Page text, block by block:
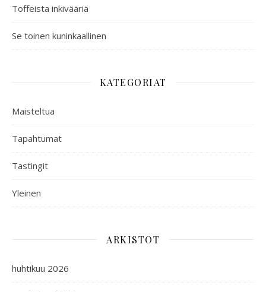
Toffeista inkivääriä
Se toinen kuninkaallinen
KATEGORIAT
Maisteltua
Tapahtumat
Tastingit
Yleinen
ARKISTOT
huhtikuu 2026